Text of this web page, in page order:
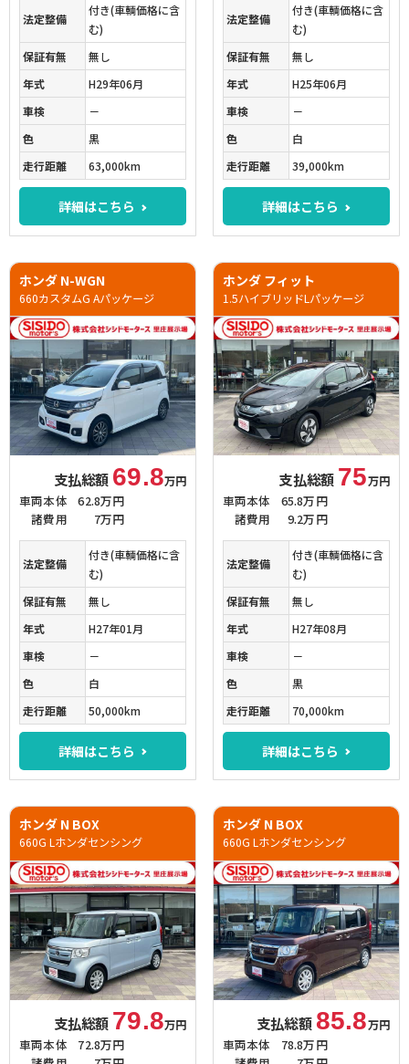
法定整備
付き(車輌価格に含
む)
保証有無
無し
年式
H29年06月
車検
－
色
黒
走行距離
63,000km
詳細はこちら
法定整備
付き(車輌価格に含
む)
保証有無
無し
年式
H25年06月
車検
－
色
白
走行距離
39,000km
詳細はこちら
ホンダ N-WGN
660カスタムG Aパッケージ
支払総額 69.8万円
車両本体
62.8万円
諸費用
7万円
法定整備
付き(車輌価格に含
む)
保証有無
無し
年式
H27年01月
車検
－
色
白
走行距離
50,000km
詳細はこちら
ホンダ フィット
1.5ハイブリッドLパッケージ
支払総額 75万円
車両本体
65.8万円
諸費用
9.2万円
法定整備
付き(車輌価格に含
む)
保証有無
無し
年式
H27年08月
車検
－
色
黒
走行距離
70,000km
詳細はこちら
ホンダ N BOX
660G Lホンダセンシング
支払総額 79.8万円
車両本体
72.8万円
ホンダ N BOX
660G Lホンダセンシング
支払総額 85.8万円
車両本体
78.8万円